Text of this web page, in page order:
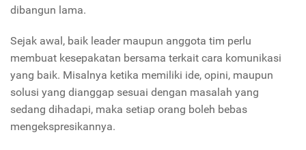
dibangun lama.
Sejak awal, baik leader maupun anggota tim perlu
membuat kesepakatan bersama terkait cara komunikasi
yang baik. Misalnya ketika memiliki ide, opini, maupun
solusi yang dianggap sesuai dengan masalah yang
sedang dihadapi, maka setiap orang boleh bebas
mengekspresikannya.